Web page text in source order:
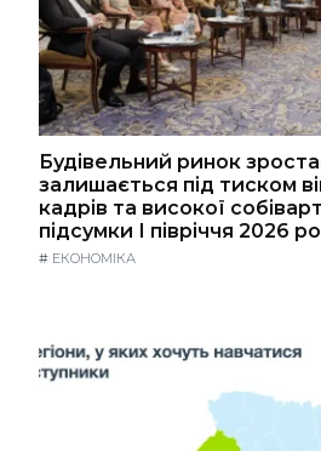
Будівельний ринок
залишається під тиском
кадрів та високої
підсумки І півріччя 2026
# ЕКОНОМІКА